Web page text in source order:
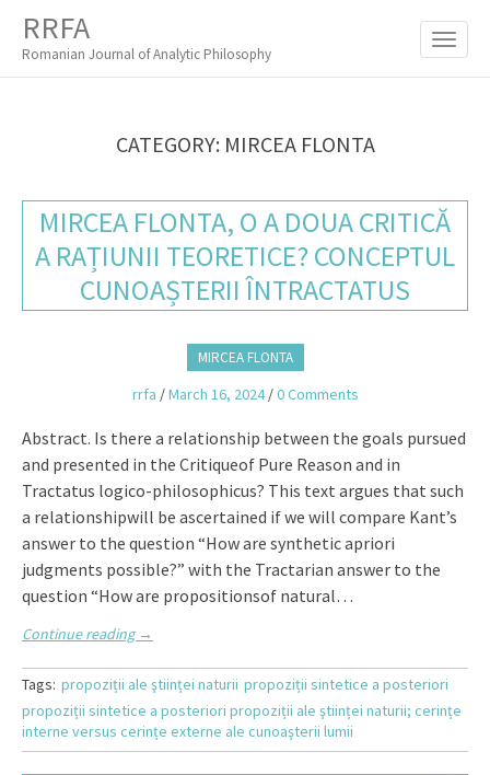
I
RRFA
Romanian Journal of Analytic Philosophy
CATEGORY: MIRCEA FLONTA
MIRCEA FLONTA, O A DOUA CRITICĂ
A RAȚIUNII TEORETICE? CONCEPTUL
CUNOAȘTERII ÎNTRACTATUS
MIRCEA FLONTA
rrfa /March 16, 2024/0 Comments
Abstract. Is there a relationship between the goals pursued
and presented in the Critiqueof Pure Reason and in
Tractatus logico-philosophicus? This text argues that such
a relationshipwill be ascertained if we will compare Kant’s
answer to the question “How are synthetic apriori
judgments possible?” with the Tractarian answer to the
question “How are propositionsof natural…
Continue reading →
Tags: propoziții ale ştiinței naturii propoziții sintetice a posteriori
propoziții sintetice a posteriori propoziții ale ştiinței naturii; cerințe
interne versus cerințe externe ale cunoaşterii lumii